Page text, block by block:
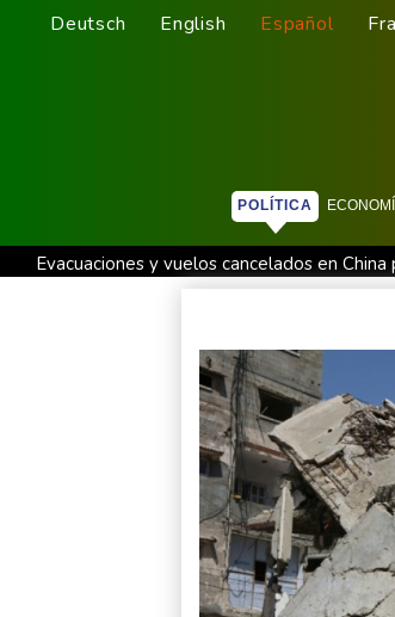
Deutsch English Español
POLÍTICA
Evacuaciones y vuelos cancelados en
Llega Messi a Argentina para despedir a
Erupción del Etna obliga a suspender